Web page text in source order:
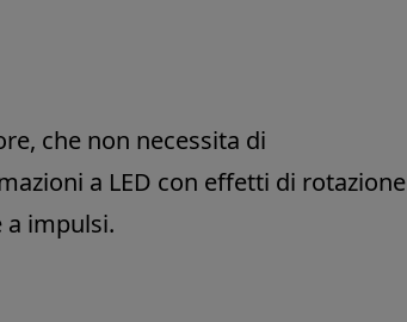
che non necessita di
a LED con effetti di rotazione
impulsi.